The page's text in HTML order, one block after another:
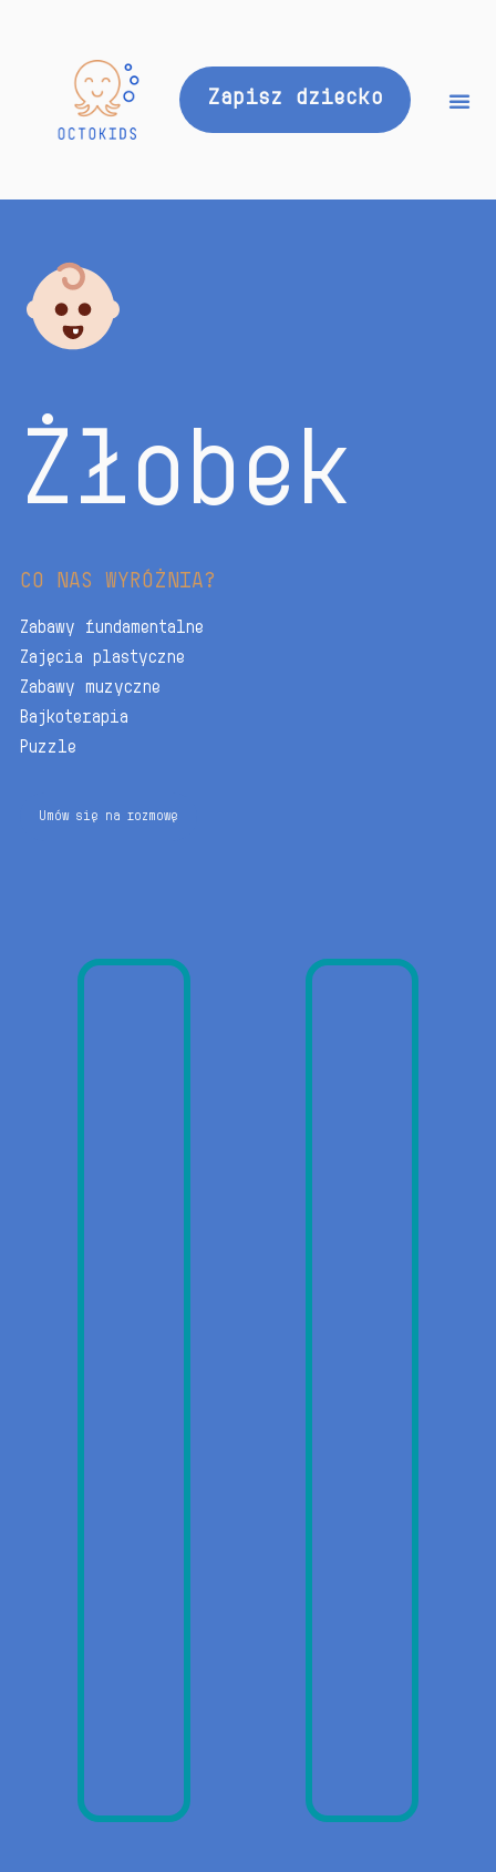
Zapisz dziecko
Żłobek
CO NAS WYRÓŻNIA?
Zabawy fundamentalne
Zajęcia plastyczne
Zabawy muzyczne
Bajkoterapia
Puzzle
Umów się na rozmowę